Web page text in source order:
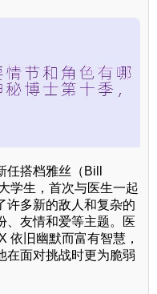
搭档雅丝（Bill
学生，首次与医生一起
许多新的敌人和复杂的
、友情和爱等主题。医
依旧幽默而富有智慧，
在面对挑战时更为脆弱